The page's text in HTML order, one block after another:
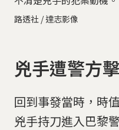
路透社 / 達志影像
兇手遭警方
回到事發當時，時
兇手持刀進入巴黎